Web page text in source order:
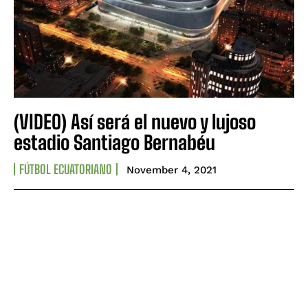
(VIDEO) Así será el nuevo y lujoso
estadio Santiago Bernabéu
FÚTBOL ECUATORIANO November 4, 2021